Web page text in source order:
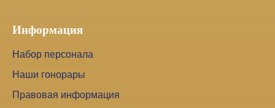
Информация
Набор персонала
Наши гонорары
Правовая информация